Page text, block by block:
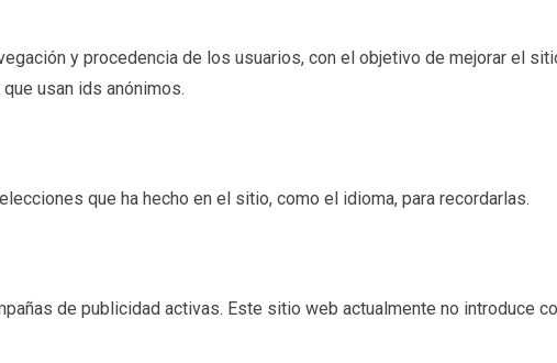
y procedencia de los usuarios, con el objetivo de mejorar el
usan ids anónimos.
que ha hecho en el sitio, como el idioma, para recordarlas.
de publicidad activas. Este sitio web actualmente no introduce